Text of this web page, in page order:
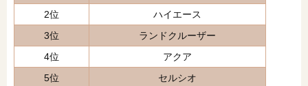
2位
ハイエース
3位
ランドクルーザー
4位
アクア
5位
セルシオ